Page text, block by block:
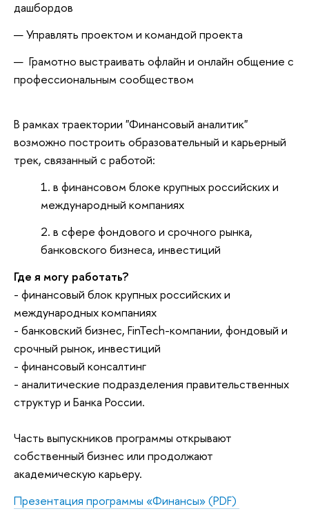
дашбордов
Управлять проектом и командой проекта
Грамотно выстраивать офлайн и онлайн общение с
профессиональным сообществом
В рамках траектории "Финансовый аналитик"
возможно построить образовательный и карьерный
трек, связанный с работой:
в финансовом блоке крупных российских и
международный компаниях
в сферефондового и срочного рынка,
банковского бизнеса, инвестиций
Где я могу работать?
- финансовый блок крупных российских и
международных компаниях
- банковский бизнес, FinTech-компании, фондовый и
срочный рынок, инвестиций
- финансовый консалтинг
- аналитические подразделения правительственных
структур и Банка России.
Часть выпускников программы открывают
собственный бизнес или продолжают
академическую карьеру.
Презентация программы «Финансы»(PDF)